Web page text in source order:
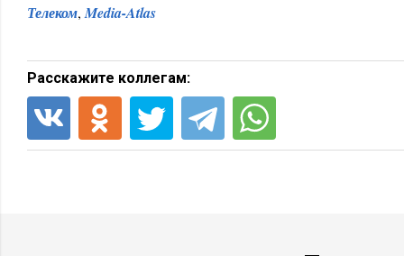
Телеком, Media-Atlas
Расскажите коллегам: